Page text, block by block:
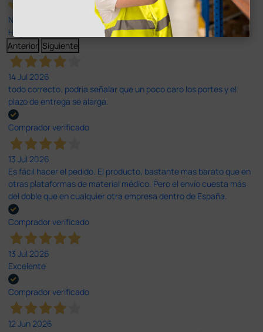
Nuestras reseñas de 4 y 5 estrellas.
Haga clic aquí para leerlos todos >
Anterior Siguiente
14 Jul 2026
todo correcto. podria señalar que un poco caro los portes y el
plazo de entrega se alarga.
Comprador verificado
13 Jul 2026
Es fácil hacer el pedido. El producto, bastante mas barato que en
otras plataformas de material médico. Pero el envío cuesta más
del doble que en cualquier otra empresa dentro de España.
Comprador verificado
13 Jul 2026
Excelente
Comprador verificado
12 Jun 2026